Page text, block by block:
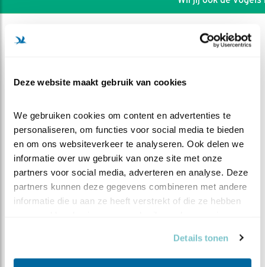
Deze website maakt gebruik van cookies
We gebruiken cookies om content en advertenties te
personaliseren, om functies voor social media te bieden
en om ons websiteverkeer te analyseren. Ook delen we
informatie over uw gebruik van onze site met onze
partners voor social media, adverteren en analyse. Deze
partners kunnen deze gegevens combineren met andere
informatie die u aan ze heeft verstrekt of die ze hebben
Details tonen
DEEL DIT FILMPJE